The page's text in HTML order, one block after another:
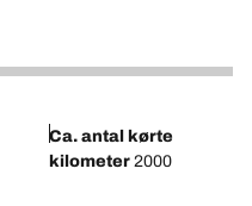
Ca. antal kørte
kilometer2000